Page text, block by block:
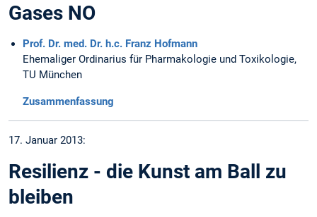
Gases NO
Prof. Dr. med. Dr. h.c. Franz Hofmann
Ehemaliger Ordinarius für Pharmakologie und Toxikologie,
TU München
Zusammenfassung
17. Januar 2013:
Resilienz - die Kunst am Ball zu
bleiben